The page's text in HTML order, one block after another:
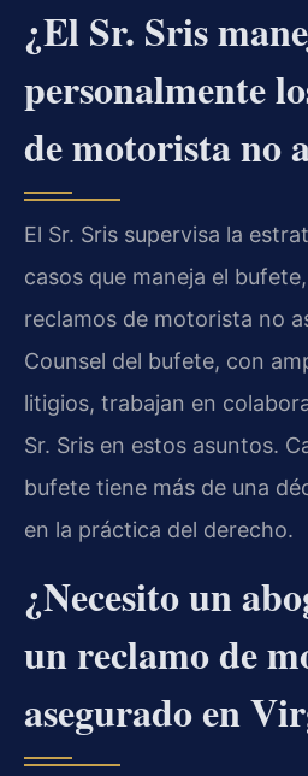
¿El Sr. Sris
personalmente
de motorista no
El Sr. Sris supervisa la
casos que maneja el
reclamos de motorista no
Counsel del bufete, con
litigios, trabajan en
Sr. Sris en estos asuntos.
bufete tiene más de una
en la práctica del derecho.
¿Necesito un
un reclamo de
asegurado en